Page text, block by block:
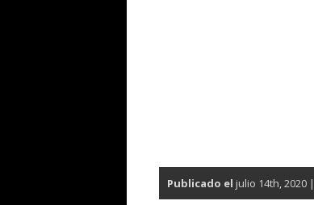
Publicado el julio 14th, 2020 |